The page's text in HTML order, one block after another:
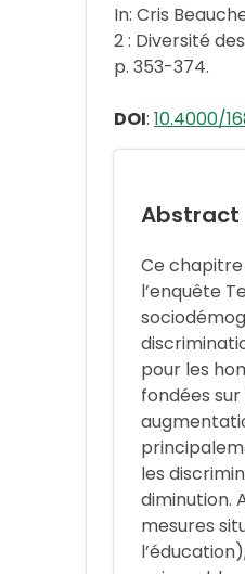
In: Cris
2 : Diversité
p. 353-374.
DOI: 10.4000/
Abstract
Ce
l’enquête
pour les
fondées
les
diminution.
mesures